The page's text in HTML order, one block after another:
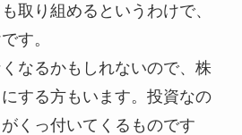
取り組めるというわけで、
す。
くなるかもしれないので、株
する方もいます。投資なの
くっ付いてくるものです